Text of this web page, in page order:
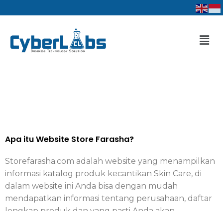
ke
Apa itu Website Store Farasha?
Storefarasha.com adalah website yang menampilkan
informasi katalog produk kecantikan Skin Care, di
dalam website ini Anda bisa dengan mudah
mendapatkan informasi tentang perusahaan, daftar